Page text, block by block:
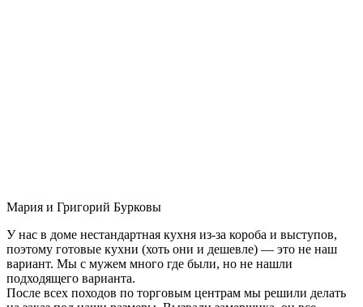
Мария и Григорий Бурковы
У нас в доме нестандартная кухня из-за короба и выступов,
поэтому готовые кухни (хоть они и дешевле) — это не наш
вариант. Мы с мужем много где были, но не нашли
подходящего варианта.
После всех походов по торговым центрам мы решили делать